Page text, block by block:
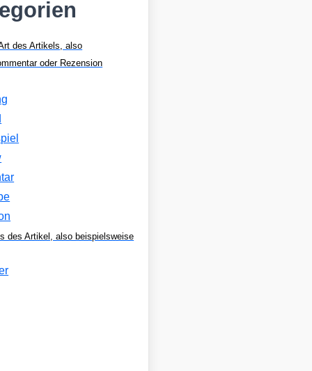
des Artikels, also
oder Rezension
des Artikel, also beispielsweise